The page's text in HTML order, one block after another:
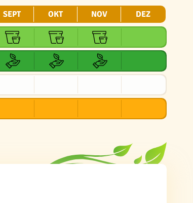
SEPT OKT NOV DEZ